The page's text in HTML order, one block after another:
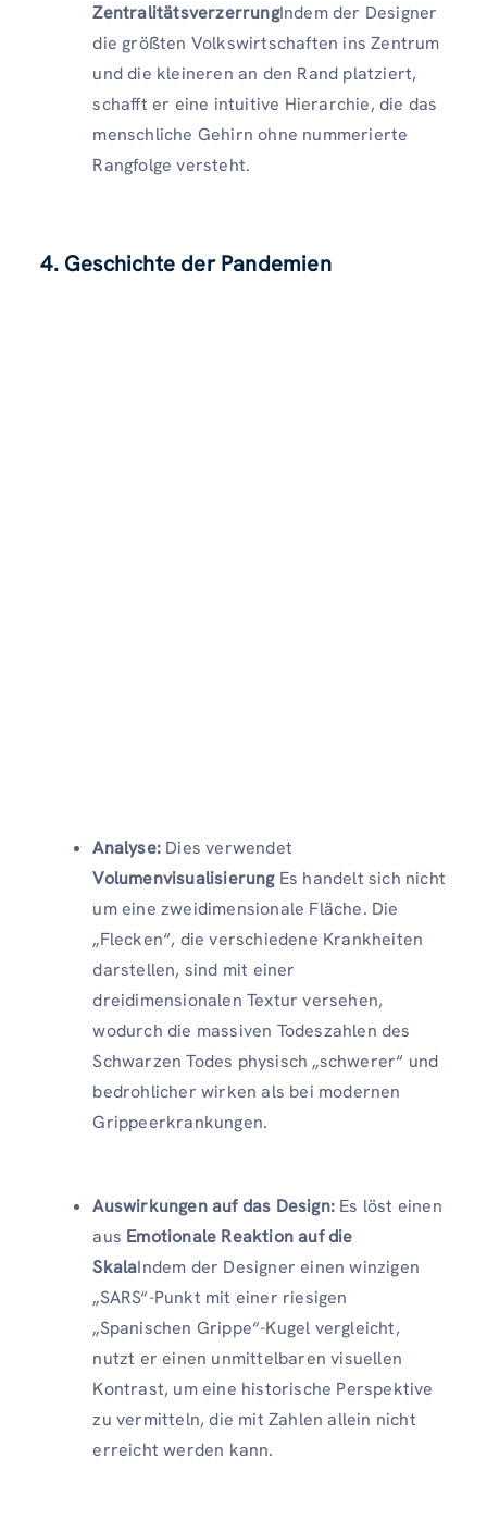
ZentralitätsverzerrungIndem der Designer
die größten Volkswirtschaften ins Zentrum
und die kleineren an den Rand platziert,
schafft er eine intuitive Hierarchie, die das
menschliche Gehirn ohne nummerierte
Rangfolge versteht.
4. Geschichte der Pandemien
Analyse: Dies verwendet
VolumenvisualisierungEs handelt sich nicht
um eine zweidimensionale Fläche. Die
„Flecken“, die verschiedene Krankheiten
darstellen, sind mit einer
dreidimensionalen Textur versehen,
wodurch die massiven Todeszahlen des
Schwarzen Todes physisch „schwerer“ und
bedrohlicher wirken als bei modernen
Grippeerkrankungen.
Auswirkungen auf das Design: Es löst einen
aus Emotionale Reaktion auf die
SkalaIndem der Designer einen winzigen
„SARS“-Punkt mit einer riesigen
„Spanischen Grippe“-Kugel vergleicht,
nutzt er einen unmittelbaren visuellen
Kontrast, um eine historische Perspektive
zu vermitteln, die mit Zahlen allein nicht
erreicht werden kann.